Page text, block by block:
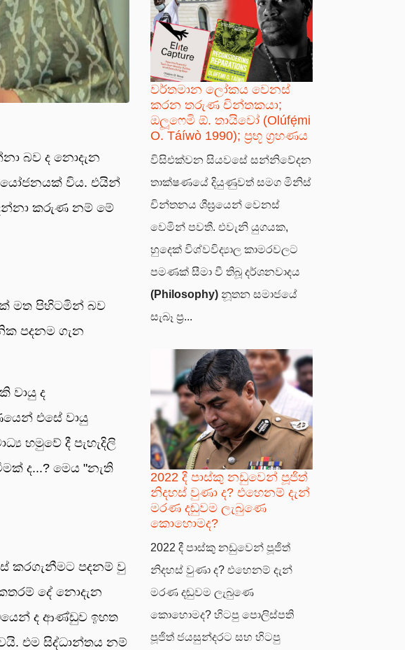
බව ද නොදැන
විය. එයින්
කරුණ නම් මේ
මත පිහිටමින් බව
පදනම ගැන
වායු ද
එසේ වායු
හමුවේ දී පැහැදිලි
ද...? මෙය "නැති
කරගැනීමට පදනම් වු
දේ නොදැන
ද ආණ්ඩුව ඉහත
එම සිද්ධාන්තය නම්
වර්තමාන ලෝකය වෙනස්
කරන තරුණ චින්තකයා;
ඔලූෆෙමි ඕ. තායිවෝ (Olúfẹ́mi
O. Táíwò 1990); ප්‍රභූ ග්‍රහණය
විසිඑක්වන සියවසේ සන්නිවේදන
තාක්ෂණයේ දියුණුවත් සමග මිනිස්
චින්තනය ශීඝ්‍රයෙන් වෙනස්
වෙමින් පවතී. එවැනි යුගයක,
හුදෙක් විශ්වවිද්‍යාල කාමරවලට
පමණක් සීමා වී තිබූ දර්ශනවාදය
(Philosophy)නූතන සමාජයේ
සැබෑ ප්‍ර...
2022 දී පාස්කු නඩුවෙන් පූජිත්
නිදහස් වුණා ද? එහෙනම් දැන්
මරණ දඬුවම ලැබුණෙ
කොහොමද?
2022 දී පාස්කු නඩුවෙන් පූජිත්
නිදහස් වුණා ද? එහෙනම් දැන්
මරණ දඬුවම ලැබුණෙ
කොහොමද? හිටපු පොලිස්පති
පූජිත් ජයසුන්දරට සහ හිටපු